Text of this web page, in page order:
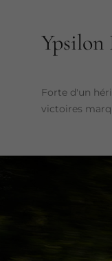
Forte d'un
victoires